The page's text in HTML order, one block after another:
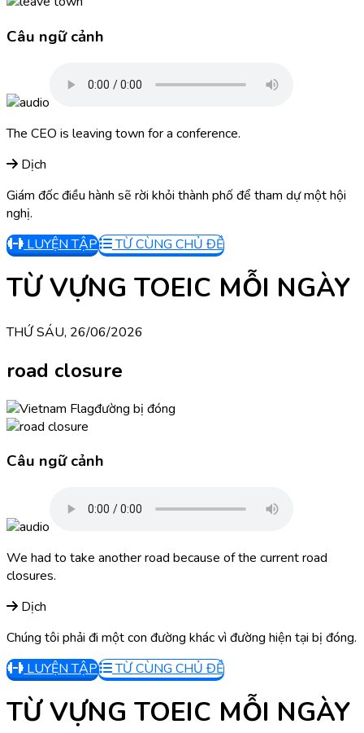
Câu ngữ cảnh
The CEO is leaving town for a conference.
Dịch
Giám đốc điều hành sẽ rời khỏi thành phố để tham dự một hội
nghị.
LUYỆN TẬP
TỪ CÙNG CHỦ ĐỀ
TỪ VỰNG TOEIC MỖI NGÀY
THỨ SÁU, 26/06/2026
road closure
đường bị đóng
Câu ngữ cảnh
We had to take another road because of the current road
closures.
Dịch
Chúng tôi phải đi một con đường khác vì đường hiện tại bị đóng.
LUYỆN TẬP
TỪ CÙNG CHỦ ĐỀ
TỪ VỰNG TOEIC MỖI NGÀY